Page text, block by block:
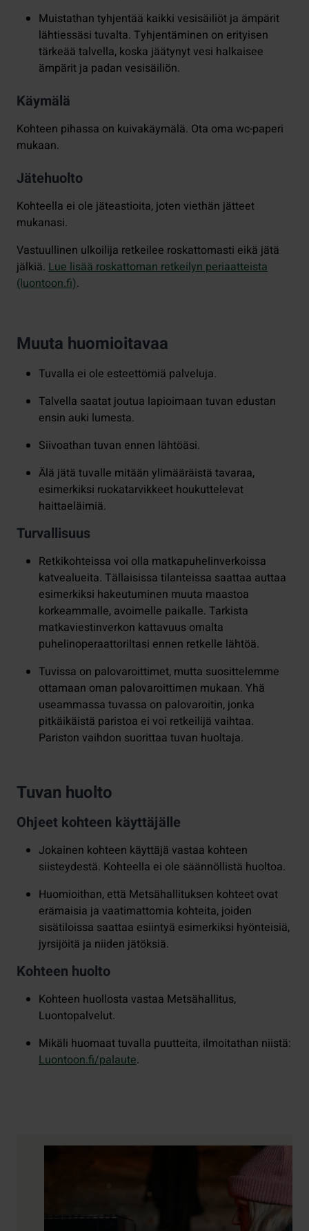
Muistathan tyhjentää kaikki vesisäiliöt ja ämpärit
lähtiessäsi tuvalta. Tyhjentäminen on erityisen
tärkeää talvella, koska jäätynyt vesi halkaisee
ämpärit ja padan vesisäiliön.
Käymälä
Kohteen pihassa on kuivakäymälä. Ota oma wc-paperi
mukaan.
Jätehuolto
Kohteella ei ole jäteastioita, joten viethän jätteet
mukanasi.
Vastuullinen ulkoilija retkeilee roskattomasti eikä jätä
jälkiä. Lue lisää roskattoman retkeilyn periaatteista
(luontoon.fi).
Muuta huomioitavaa
Tuvalla ei ole esteettömiä palveluja.
Talvella saatat joutua lapioimaan tuvan edustan
ensin auki lumesta.
Siivoathan tuvan ennen lähtöäsi.
Älä jätä tuvalle mitään ylimääräistä tavaraa,
esimerkiksi ruokatarvikkeet houkuttelevat
haittaeläimiä.
Turvallisuus
Retkikohteissa voi olla matkapuhelinverkoissa
katvealueita. Tällaisissa tilanteissa saattaa auttaa
esimerkiksi hakeutuminen muuta maastoa
korkeammalle, avoimelle paikalle. Tarkista
matkaviestinverkon kattavuus omalta
puhelinoperaattoriltasi ennen retkelle lähtöä.
Tuvissa on palovaroittimet, mutta suosittelemme
ottamaan oman palovaroittimen mukaan. Yhä
useammassa tuvassa on palovaroitin, jonka
pitkäikäistä paristoa ei voi retkeilijä vaihtaa.
Pariston vaihdon suorittaa tuvan huoltaja.
Tuvan huolto
Ohjeet kohteen käyttäjälle
Jokainen kohteen käyttäjä vastaa kohteen
siisteydestä. Kohteella ei ole säännöllistä huoltoa.
Huomioithan, että Metsähallituksen kohteet ovat
erämaisia ja vaatimattomia kohteita, joiden
sisätiloissa saattaa esiintyä esimerkiksi hyönteisiä,
jyrsijöitä ja niiden jätöksiä.
Kohteen huolto
Kohteen huollosta vastaa Metsähallitus,
Luontopalvelut.
Mikäli huomaat tuvalla puutteita, ilmoitathan niistä:
Luontoon.fi/palaute.